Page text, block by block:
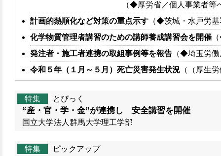
（◆厚労省／個人事業者等
計画的熱順化など対策の重点示す （◆茨城・水戸労
化学物質管理者講習のための講師養成講習会を開催
発注者・施工者連携の取組事例等を報告 （◆埼玉労
令和５年（１月～５月）死亡災害発生状況 （（厚生
特集 とぴっく
“産・官・学・金”が連携し 安全講習を開催
国立大学法人群馬大学理工学部
特集
ピックアップ